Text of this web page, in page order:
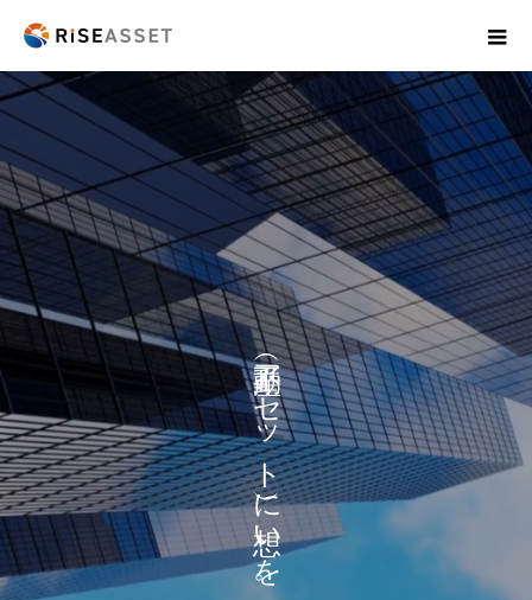
不動産（アセット）に想いを。